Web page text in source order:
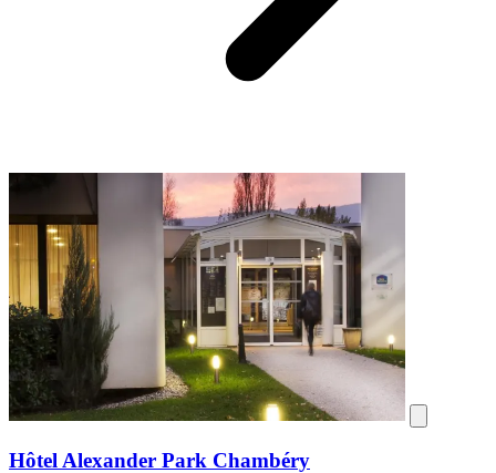
Hôtel Alexander Park Chambéry